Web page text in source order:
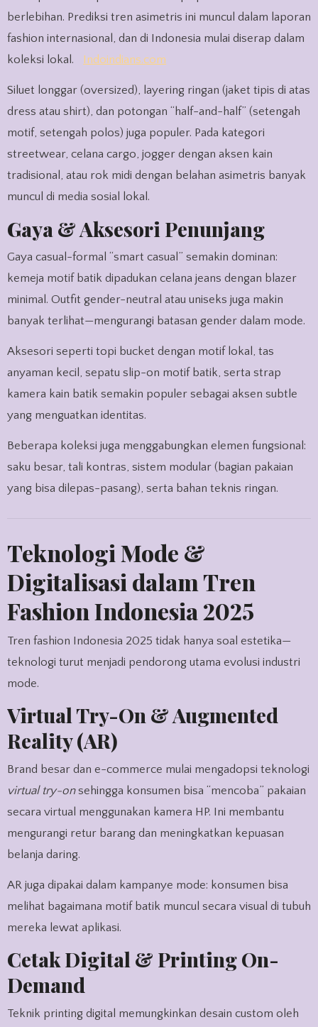
berlebihan. Prediksi tren asimetris ini muncul dalam laporan
fashion internasional, dan di Indonesia mulai diserap dalam
koleksi lokal.
Indoindians.com
Siluet longgar (oversized), layering ringan (jaket tipis di atas
dress atau shirt), dan potongan “half-and-half” (setengah
motif, setengah polos) juga populer. Pada kategori
streetwear, celana cargo, jogger dengan aksen kain
tradisional, atau rok midi dengan belahan asimetris banyak
muncul di media sosial lokal.
Gaya & Aksesori Penunjang
Gaya casual-formal “smart casual” semakin dominan:
kemeja motif batik dipadukan celana jeans dengan blazer
minimal. Outfit gender-neutral atau uniseks juga makin
banyak terlihat—mengurangi batasan gender dalam mode.
Aksesori seperti topi bucket dengan motif lokal, tas
anyaman kecil, sepatu slip-on motif batik, serta strap
kamera kain batik semakin populer sebagai aksen subtle
yang menguatkan identitas.
Beberapa koleksi juga menggabungkan elemen fungsional:
saku besar, tali kontras, sistem modular (bagian pakaian
yang bisa dilepas-pasang), serta bahan teknis ringan.
Teknologi Mode &
Digitalisasi dalam Tren
Fashion Indonesia 2025
Tren fashion Indonesia 2025 tidak hanya soal estetika—
teknologi turut menjadi pendorong utama evolusi industri
mode.
Virtual Try-On & Augmented
Reality (AR)
Brand besar dan e-commerce mulai mengadopsi teknologi
virtual try-onsehingga konsumen bisa “mencoba” pakaian
secara virtual menggunakan kamera HP. Ini membantu
mengurangi retur barang dan meningkatkan kepuasan
belanja daring.
AR juga dipakai dalam kampanye mode: konsumen bisa
melihat bagaimana motif batik muncul secara visual di tubuh
mereka lewat aplikasi.
Cetak Digital & Printing On-
Demand
Teknik printing digital memungkinkan desain custom oleh